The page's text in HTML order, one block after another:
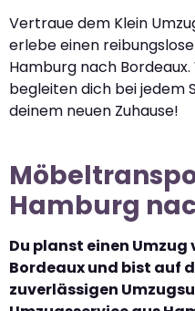
Vertraue dem Klein
erlebe einen
Hamburg nach
begleiten dich bei jedem
deinem neuen Zuhause!
Hamburg
Du planst einen
Bordeaux und bist auf
zuverlässigen